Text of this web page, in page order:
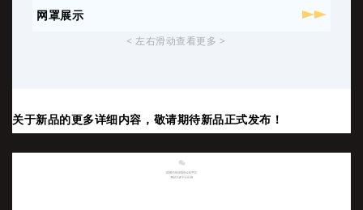
网罩展示
< 左右滑动查看更多 >
关于新品的更多详细内容，敬请期待新品正式发布！